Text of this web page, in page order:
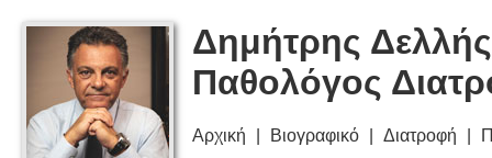
Δημήτρης
Παθολόγος
Αρχική Βιογραφικό Διατροφή